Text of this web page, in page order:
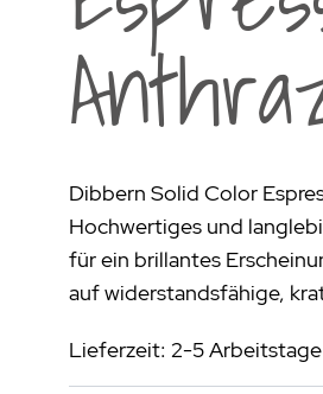
& Siebe
Schalen & Körbe
Diverses
Kühltaschen | Isoliertaschen
Dibbern Solid Color
Hochwertiges und
für ein brillantes
auf widerstandsfähige,
Lieferzeit: 2-5